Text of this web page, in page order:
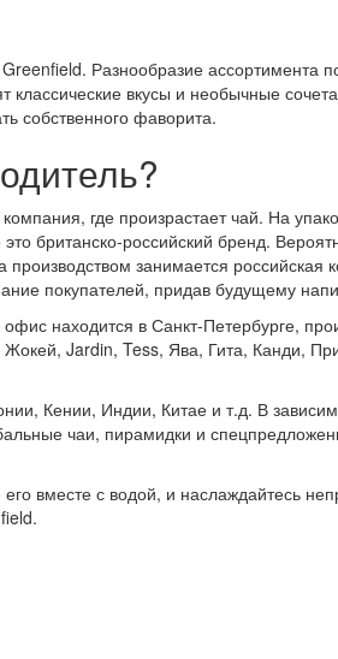
Разнообразие ассортимента
вкусы и необычные
собственного фаворита.
где произрастает чай. На
британско-российский бренд.
занимается
покупателей, придав будущему
находится в Санкт-Петербурге,
Jardin, Tess, Ява, Гита, Канди,
Кении, Индии, Китае и т.д. В
чаи, пирамидки и
вместе с водой, и наслаждайтесь